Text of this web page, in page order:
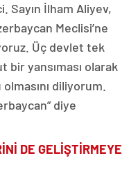
İlham Aliyev,
Meclisi’ne
Üç devlet tek
bir yansıması olarak
diliyorum.
diye
DE GELİŞTİRMEYE